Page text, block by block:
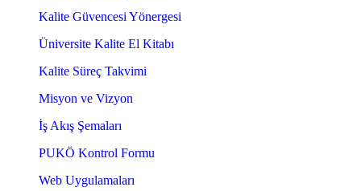
Kalite Güvencesi Yönergesi
Üniversite Kalite El Kitabı
Kalite Süreç Takvimi
Misyon ve Vizyon
İş Akış Şemaları
PUKÖ Kontrol Formu
Web Uygulamaları